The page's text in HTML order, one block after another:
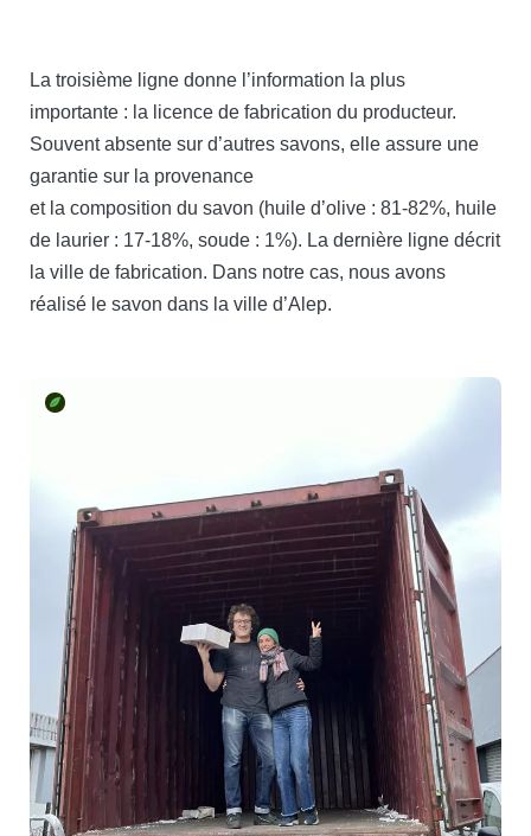
La troisième ligne donne l’information la plus
importante : la licence de fabrication du producteur.
Souvent absente sur d’autres savons, elle assure une
garantie sur la provenance
et la composition du savon (huile d’olive : 81-82%, huile
de laurier : 17-18%, soude : 1%). La dernière ligne décrit
la ville de fabrication. Dans notre cas, nous avons
réalisé le savon dans la ville d’Alep.